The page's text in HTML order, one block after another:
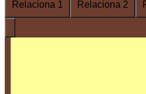
Relaciona 1
Relaciona 2